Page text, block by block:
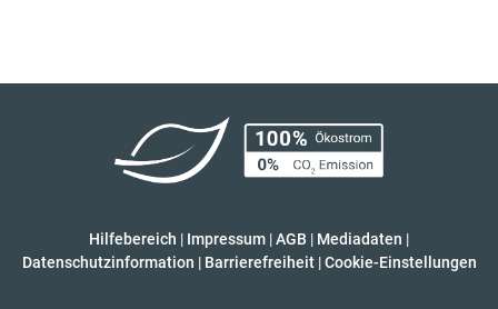
Hilfebereich | Impressum |AGB | Mediadaten |
Datenschutzinformation | Barrierefreiheit | Cookie-Einstellungen